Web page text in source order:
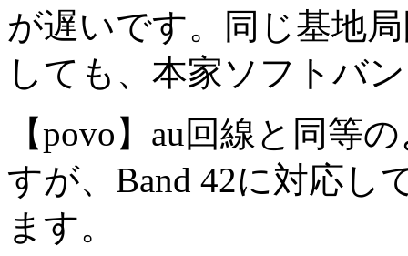
が遅いです。同じ基地
しても、本家ソフトバ
【povo】au回線と同等
すが、Band 42に対応し
ます。